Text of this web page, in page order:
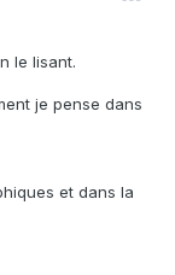
le lisant.
je pense dans
et dans la